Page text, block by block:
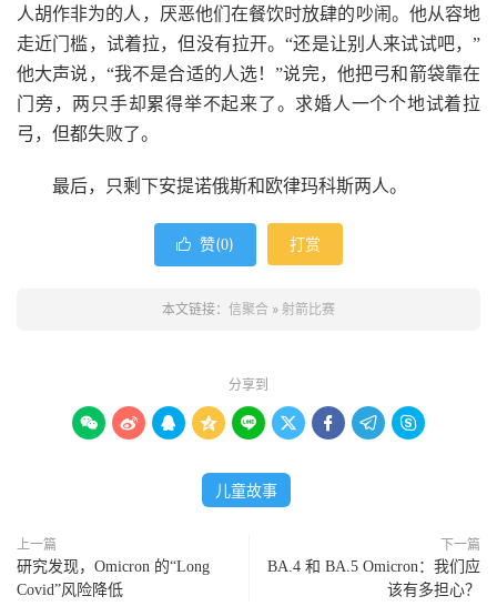
人胡作非为的人，厌恶他们在餐饮时放肆的吵闹。他从容地
走近门槛，试着拉，但没有拉开。“还是让别人来试试吧，”
他大声说，“我不是合适的人选！”说完，他把弓和箭袋靠在
门旁，两只手却累得举不起来了。求婚人一个个地试着拉
弓，但都失败了。
最后，只剩下安提诺俄斯和欧律玛科斯两人。
 赞(0) 打赏
本文链接： 信聚合 » 射箭比赛
分享到
        
儿童故事
上一篇
研究发现，Omicron 的“Long
Covid”风险降低
下一篇
BA.4 和 BA.5 Omicron：我们应
该有多担心？